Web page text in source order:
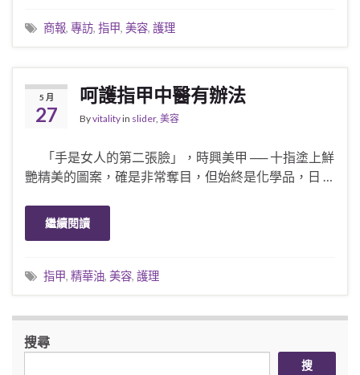
商報, 專訪, 指甲, 美容, 護理
5 月
27
呵護指甲中醫有辦法
Byvitalityin slider, 美容
「手是女人的第二張臉」，時興美甲 ── 十指塗上鮮
艷精美的圖案，確是非常奪目，但始終是化學品，日 …
繼續閱讀
指甲, 精華油, 美容, 護理
搜尋
搜